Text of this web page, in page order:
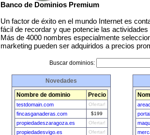
Banco de Dominios Premium
Un factor de éxito en el mundo Internet es
fácil de recordar y que potencie las
Más de 4000 nombres especialmente
marketing pueden ser adquiridos a precios
Buscar dominios:
Novedades
Nombre de dominio Precio
testdomain.com Ofertar!
fincasganaderas.com $199
propiedadeszaragoza.es Ofertar!
propiedadesvigo.es Ofertar!